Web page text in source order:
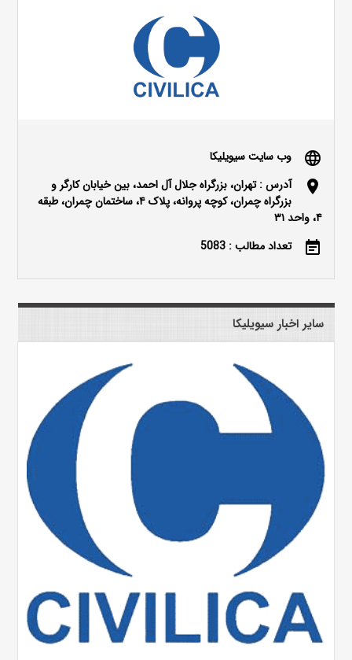
language وب سایت سیویلیکا
location_on
آدرس : تهران، بزرگراه جلال آل احمد، بین خیابان کارگر و
بزرگراه چمران، کوچه پروانه، پلاک ۴، ساختمان چمران، طبقه
۴، واحد ۳۱
event_note تعداد مطالب : 5083
سایر اخبار سیویلیکا